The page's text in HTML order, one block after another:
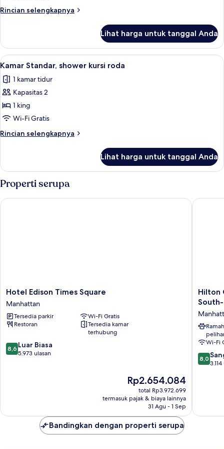
Rincian selengkapnya
Rincian
Kamar
Keluarga
Lihat harga untuk tanggal Anda
Lihat
semua
foto
untuk
Kamar
Standar,
shower
kursi
Seprai antialergi, brankas, meja
11
Kamar Standar, shower kursi roda
1 kamar tidur
Kapasitas 2
1 king
Wi-Fi Gratis
Rincian selengkapnya
Rincian
Kamar
Standar,
shower
kursi
roda
Lihat harga untuk tanggal Anda
Properti serupa
Hotel
Edison
Times
Square
Manhattan
Hotel Edison Times Square
Manhattan
Tersedia parkir
Wi-Fi Gratis
Restoran
Tersedia kamar
terhubung
8.6
dari
8,6 Luar Biasa
5.973 ulasan
Harga
sekarang
Rp2.654.084
Rp2.654.084
total Rp3.972.699
termasuk pajak & biaya lainnya
31 Agu - 1 Sep
Hotel Edison Times Square
Hilton
Garden
New
York/
Park
South-
West
Hilton
Wi-Fi
8.0
dari
8,0
Hilton
Bandingkan dengan properti serupa